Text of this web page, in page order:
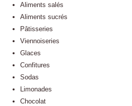
Aliments salés
Aliments sucrés
Pâtisseries
Viennoiseries
Glaces
Confitures
Sodas
Limonades
Chocolat